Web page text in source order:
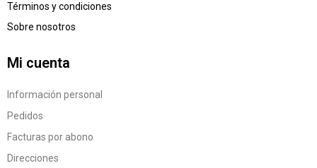
Términos y condiciones
Sobre nosotros
Mi cuenta
Información personal
Pedidos
Facturas por abono
Direcciones